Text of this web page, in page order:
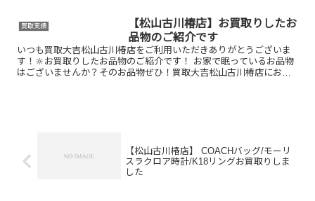
たものや、片手でお持ちいただけるもの
ならお買取りできるお品が...
買取実績
【松山古川椿店】お買取りしたお
品物のご紹介です
いつも買取大吉松山古川椿店をご利用いただきありがとうございま
す！🔆お買取りしたお品物のご紹介です！ お家で眠っているお品物
はございませんか？そのお品物ぜひ！買取大吉松山古川椿店にお査
【松山古川椿店】 COACHバッグ/モーリ
スラクロア時計/K18リングお買取りしま
した